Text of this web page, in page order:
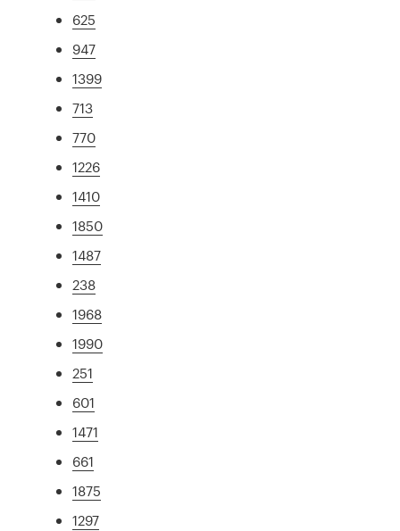
625
947
1399
713
770
1226
1410
1850
1487
238
1968
1990
251
601
1471
661
1875
1297